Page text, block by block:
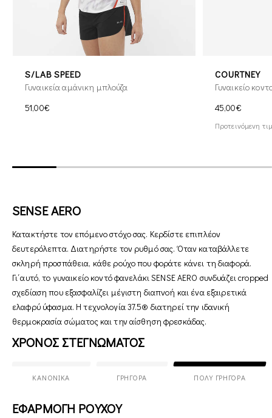
S/LAB SPEED
Γυναικεία αμάνικη μπλούζα
51,00€
COURTNEY
Γυναικείο
45,00€
Προτεινόμενη
SENSE AERO
Κατακτήστε τον επόμενο στόχο σας. Κερδίστε επιπλέον
δευτερόλεπτα. Διατηρήστε τον ρυθμό σας. Όταν καταβάλλετε
σκληρή προσπάθεια, κάθε ρούχο που φοράτε κάνει τη διαφορά.
Γι΄αυτό, το γυναικείο κοντό φανελάκι SENSE AERO συνδυάζει cropped
σχεδίαση που εξασφαλίζει μέγιστη διαπνοή και ένα εξαιρετικά
ελαφρύ ύφασμα. Η τεχνολογία 37.5® διατηρεί την ιδανική
θερμοκρασία σώματος και την αίσθηση φρεσκάδας.
ΧΡΟΝΟΣ ΣΤΕΓΝΩΜΑΤΟΣ
ΚΑΝΟΝΙΚΆ ΓΡΉΓΟΡΑ ΠΟΛΎ ΓΡΉΓΟΡΑ
ΕΦΑΡΜΟΓΗ ΡΟΥΧΟΥ